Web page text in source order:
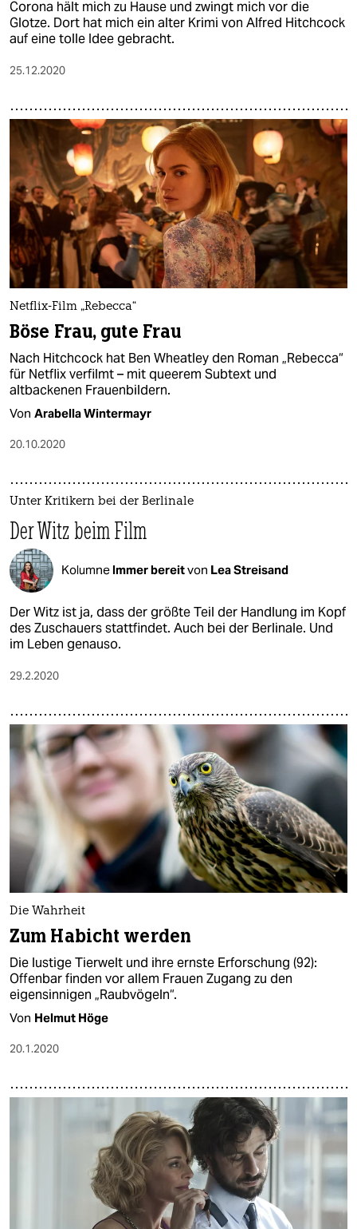
Corona hält mich zu Hause und zwingt mich vor die
Glotze. Dort hat mich ein alter Krimi von Alfred Hitchcock
auf eine tolle Idee gebracht.
25.12.2020
Netflix-Film „Rebecca“
Böse Frau, gute Frau
Nach Hitchcock hat Ben Wheatley den Roman „Rebecca“
für Netflix verfilmt – mit queerem Subtext und
altbackenen Frauenbildern.
Von Arabella Wintermayr
20.10.2020
Unter Kritikern bei der Berlinale
Der Witz beim Film
Kolumne Immer bereitvon Lea Streisand
Der Witz ist ja, dass der größte Teil der Handlung im Kopf
des Zuschauers stattfindet. Auch bei der Berlinale. Und
im Leben genauso.
29.2.2020
Die Wahrheit
Zum Habicht werden
Die lustige Tierwelt und ihre ernste Erforschung (92):
Offenbar finden vor allem Frauen Zugang zu den
eigensinnigen „Raubvögeln“.
Von Helmut Höge
20.1.2020